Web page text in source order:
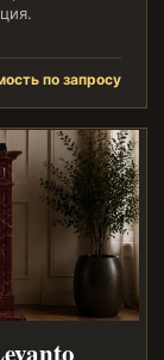
по запросу